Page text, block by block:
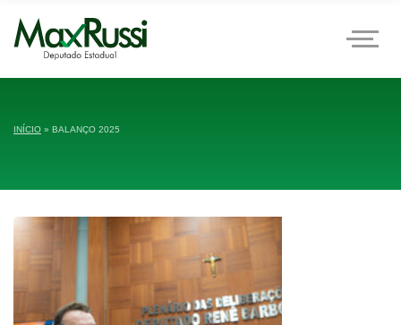
INÍCIO » BALANÇO 2025